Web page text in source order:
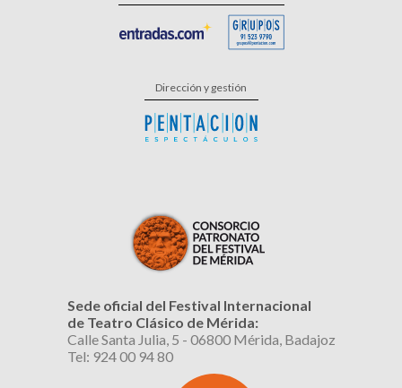
Dirección y gestión
Sede oficial del Festival Internacional
de Teatro Clásico de Mérida:
Calle Santa Julia, 5 - 06800 Mérida, Badajoz
Tel: 924 00 94 80